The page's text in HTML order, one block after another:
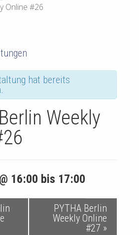
Online #26
hat bereits
Weekly
16:00 bis 17:00
PYTHA Berlin
Weekly Online
#27 »